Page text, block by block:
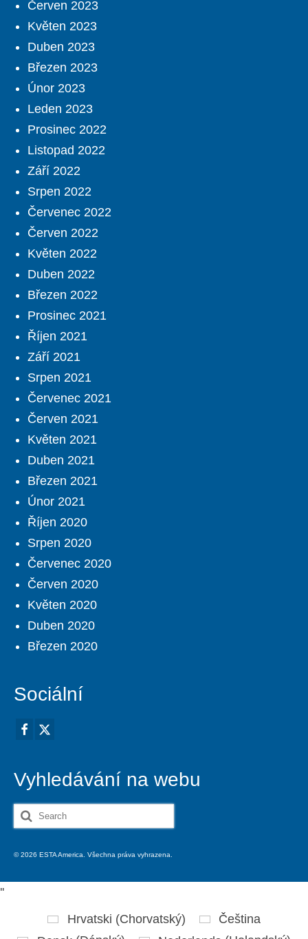
Červen 2023
Květen 2023
Duben 2023
Březen 2023
Únor 2023
Leden 2023
Prosinec 2022
Listopad 2022
Září 2022
Srpen 2022
Červenec 2022
Červen 2022
Květen 2022
Duben 2022
Březen 2022
Prosinec 2021
Říjen 2021
Září 2021
Srpen 2021
Červenec 2021
Červen 2021
Květen 2021
Duben 2021
Březen 2021
Únor 2021
Říjen 2020
Srpen 2020
Červenec 2020
Červen 2020
Květen 2020
Duben 2020
Březen 2020
Sociální
Vyhledávání na webu
Search
© 2026 ESTA America. Všechna práva vyhrazena.
''
Hrvatski (Chorvatský)
Čeština